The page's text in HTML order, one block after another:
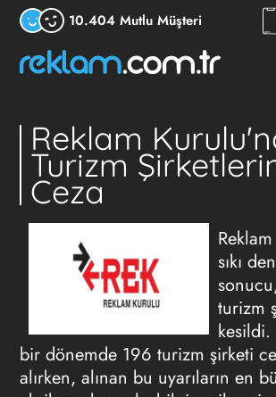
10.404 Mutlu Müşteri
Reklam
Turizm
Ceza
sıkı
turizm
kesildi.
bir dönemde 196 turizm şirketi
alırken, alınan bu uyarıların en